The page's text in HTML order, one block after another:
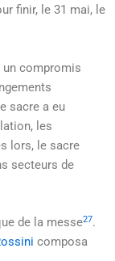
finir, le 31 mai, le
compromis
sacre a eu
les
lors, le sacre
secteurs de
de la messe27.
composa